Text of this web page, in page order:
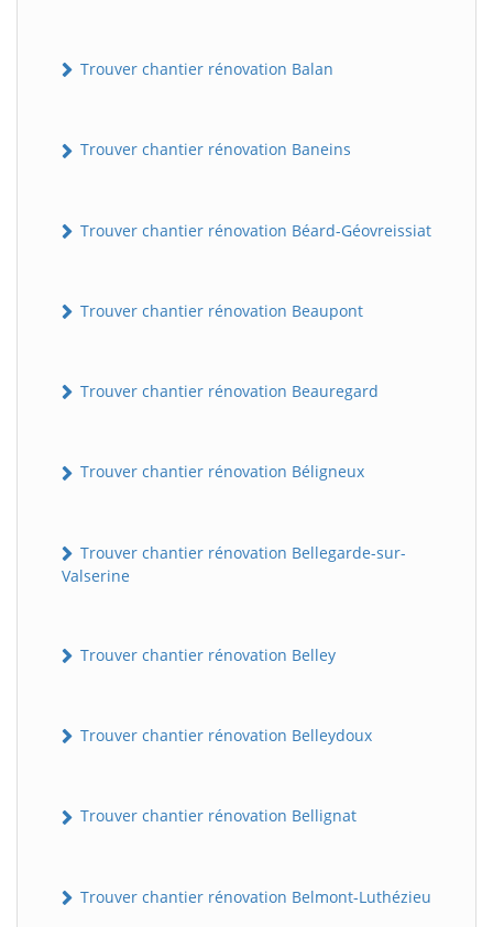
Trouver chantier rénovation Balan
Trouver chantier rénovation Baneins
Trouver chantier rénovation Béard-Géovreissiat
Trouver chantier rénovation Beaupont
Trouver chantier rénovation Beauregard
Trouver chantier rénovation Béligneux
Trouver chantier rénovation Bellegarde-sur-
Valserine
Trouver chantier rénovation Belley
Trouver chantier rénovation Belleydoux
Trouver chantier rénovation Bellignat
Trouver chantier rénovation Belmont-Luthézieu